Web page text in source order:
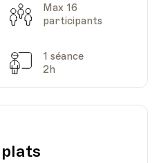
Capacité
Max 16
participants
Séances
1 séance
2h